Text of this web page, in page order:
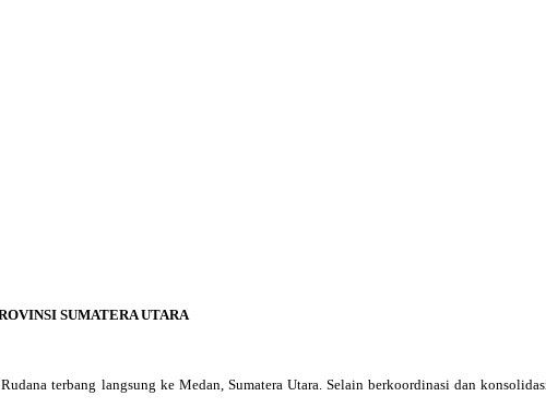
SUMATERA UTARA
terbang langsung ke Medan, Sumatera Utara. Selain berkoordinasi dan